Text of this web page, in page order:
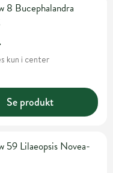
8 Bucephalandra
kun i center
Se produkt
59 Lilaeopsis Novea-